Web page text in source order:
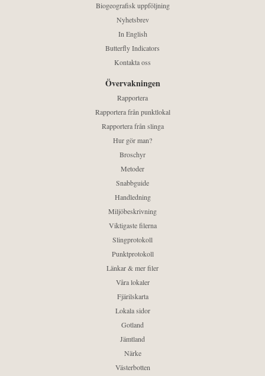
Biogeografisk uppföljning
Nyhetsbrev
In English
Butterfly Indicators
Kontakta oss
Övervakningen
Rapportera
Rapportera från punktlokal
Rapportera från slinga
Hur gör man?
Broschyr
Metoder
Snabbguide
Handledning
Miljöbeskrivning
Viktigaste filerna
Slingprotokoll
Punktprotokoll
Länkar & mer filer
Våra lokaler
Fjärilskarta
Lokala sidor
Gotland
Jämtland
Närke
Västerbotten